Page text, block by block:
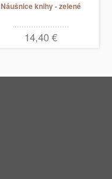
Náušnice knihy - zelené
14,40 €